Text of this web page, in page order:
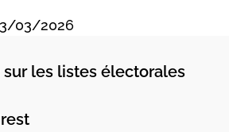
03/2026
sur les listes électorales